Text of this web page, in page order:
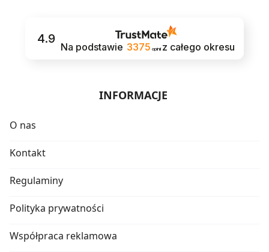
4.9
Na podstawie 3375 opinii z całego okresu
INFORMACJE
O nas
Kontakt
Regulaminy
Polityka prywatności
Współpraca reklamowa